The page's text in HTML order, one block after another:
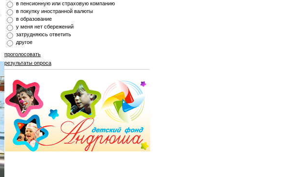
в пенсионную или страховую компанию
в покупку иностранной валюты
в образование
у меня нет сбережений
затрудняюсь ответить
другое
проголосовать
результаты опроса